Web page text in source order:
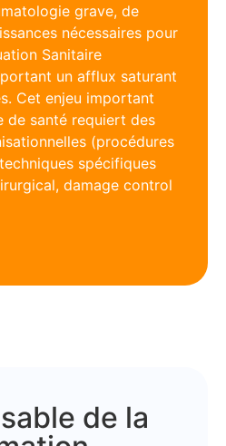
grave, de
nécessaires pour
Sanitaire
un afflux saturant
Cet enjeu important
de santé requiert des
(procédures
spécifiques
damage control
de la